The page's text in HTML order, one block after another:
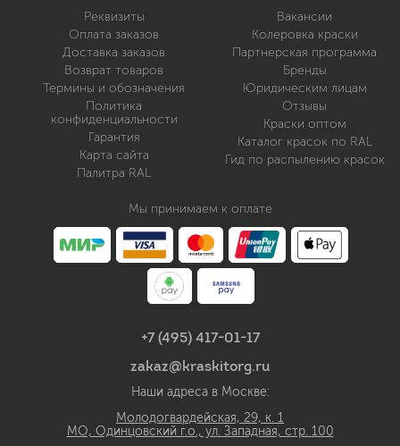
Реквизиты
Оплата заказов
Доставка заказов
Возврат товаров
Термины и обозначения
Политика
конфиденциальности
Гарантия
Карта сайта
Палитра RAL
Вакансии
Колеровка краски
Партнерская программа
Бренды
Юридическим лицам
Отзывы
Краски оптом
Каталог красок по RAL
Гид по распылению красок
Мы принимаем к оплате
+7 (495) 417-01-17
zakaz@kraskitorg.ru
Наши адреса в Москве:
Молодогвардейская, 29, к. 1
МО, Одинцовский г.о., ул. Западная, стр. 100